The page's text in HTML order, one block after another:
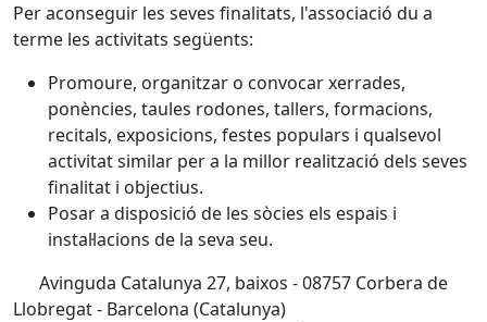
Per aconseguir les seves finalitats, l'associació du a
terme les activitats següents:
Promoure, organitzar o convocar xerrades,
ponències, taules rodones, tallers, formacions,
recitals, exposicions, festes populars i qualsevol
activitat similar per a la millor realització dels seves
finalitat i objectius.
Posar a disposició de les sòcies els espais i
instal·lacions de la seva seu.
Avinguda Catalunya 27, baixos - 08757 Corbera de
Llobregat - Barcelona (Catalunya)